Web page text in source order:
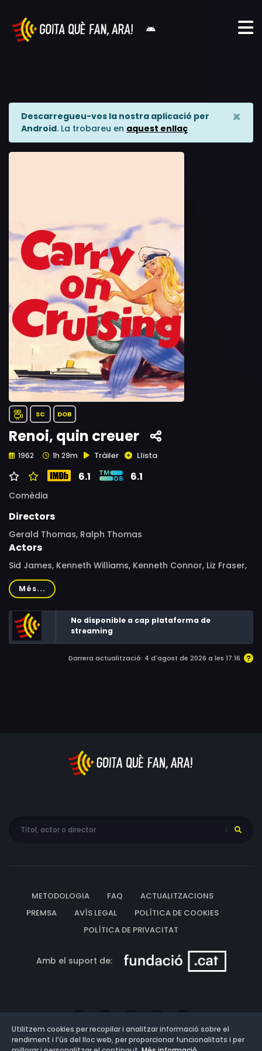
Descarregueu-vos la nostra aplicació per
Android. La trobareu en aquest enllaç
×
SC DOB
Renoi, quin creuer
1962 1h 29m Tràiler Llista
6.1 6.1
Comèdia
Directors
Gerald Thomas, Ralph Thomas
Actors
Sid James, Kenneth Williams, Kenneth Connor, Liz Fraser,
Dilys Laye, Esma Cannon, Lance Percival, Jimmy
Thompson, Ronnie Stevens, Vincent Ball, Ed Devereaux,
Brian Rawlinson, Anton Rodgers, Cyril Chamberlain,
Willoughby Goddard, Anthony Sagar, Terence Frisby,
Mario Fabrizi, Marian Collins, Jill Mai Meredith, Alan Casley
Més...
No disponible a cap plataforma de
streaming
Darrera actualització: 4 d'agost de 2026 a les 17:16
METODOLOGIA FAQ
ACTUALITZACIONS
PREMSA
AVÍS LEGAL
POLÍTICA DE COOKIES
POLÍTICA DE PRIVACITAT
Amb el suport de:
Utilitzem cookies per recopilar i analitzar informació sobre el
rendiment i l’ús del lloc web, per proporcionar funcionalitats i per